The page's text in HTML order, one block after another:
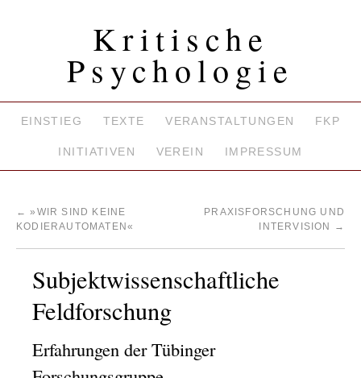
Kritische
Psychologie
EINSTIEG TEXTE VERANSTALTUNGEN FKP
INITIATIVEN VEREIN IMPRESSUM
← »WIR SIND KEINE
KODIERAUTOMATEN«
PRAXISFORSCHUNG UND
INTERVISION
→
Subjektwissenschaftliche
Feldforschung
Erfahrungen der Tübinger